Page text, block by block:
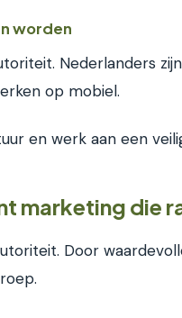
worden
Nederlanders
op mobiel.
en werk aan een
marketing die
Door